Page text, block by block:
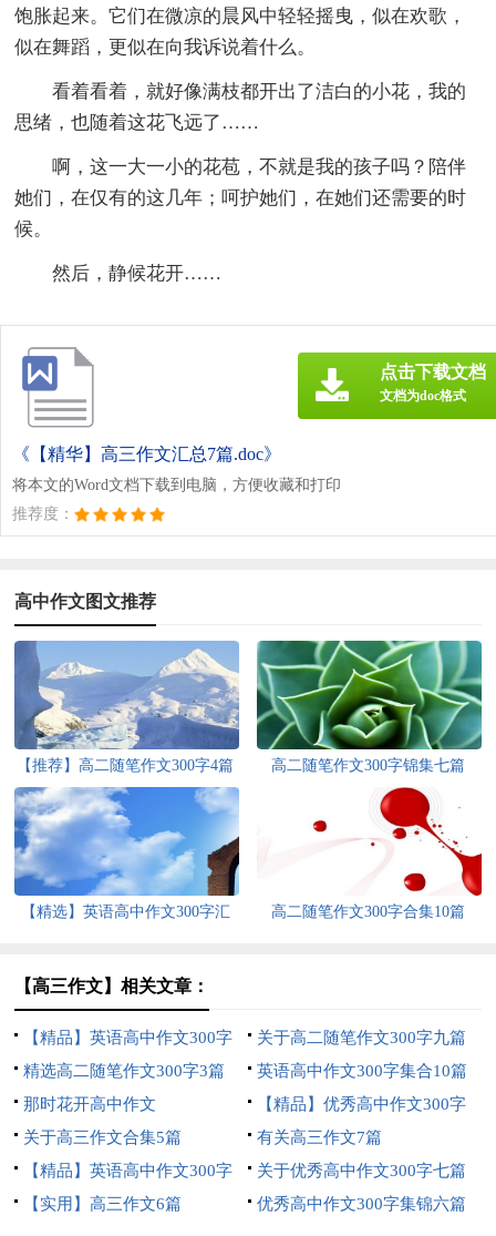
饱胀起来。它们在微凉的晨风中轻轻摇曳，似在欢歌，
似在舞蹈，更似在向我诉说着什么。
看着看着，就好像满枝都开出了洁白的小花，我的
思绪，也随着这花飞远了……
啊，这一大一小的花苞，不就是我的孩子吗？陪伴
她们，在仅有的这几年；呵护她们，在她们还需要的时
候。
然后，静候花开……
《【精华】高三作文汇总7篇.doc》
将本文的Word文档下载到电脑，方便收藏和打印
推荐度：
点击下载文档
文档为doc格式
高中作文图文推荐
【推荐】高二随笔作文300字4篇 高二随笔作文300字锦集七篇
【精选】英语高中作文300字汇
高二随笔作文300字合集10篇
【高三作文】相关文章：
【精品】英语高中作文300字
合集8篇
关于高二随笔作文300字九篇
精选高二随笔作文300字3篇
英语高中作文300字集合10篇
那时花开高中作文
【精品】优秀高中作文300字
锦集10篇
关于高三作文合集5篇
有关高三作文7篇
【精品】英语高中作文300字
锦集6篇
关于优秀高中作文300字七篇
【实用】高三作文6篇
优秀高中作文300字集锦六篇